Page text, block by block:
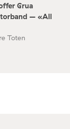
Grua
– «All
Toten